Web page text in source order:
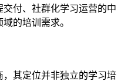
付、社群化学习运营的中
的培训需求。
其定位并非独立的学习培